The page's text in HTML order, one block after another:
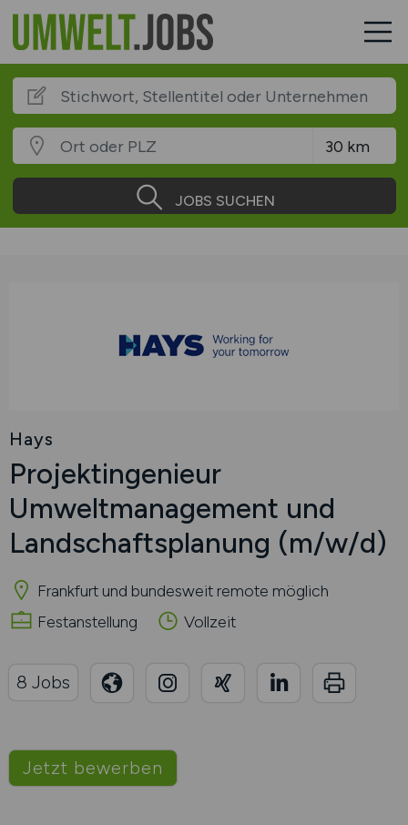
JOBS SUCHEN
Hays
Projektingenieur
Umweltmanagement und
Landschaftsplanung (m/w/d)
Frankfurt und bundesweit remote möglich
Festanstellung
Vollzeit
Jetzt bewerben
8 Jobs